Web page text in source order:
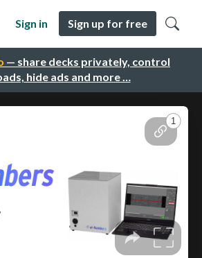
— share decks privately, control
hide ads and more …
Sign in Sign up for free